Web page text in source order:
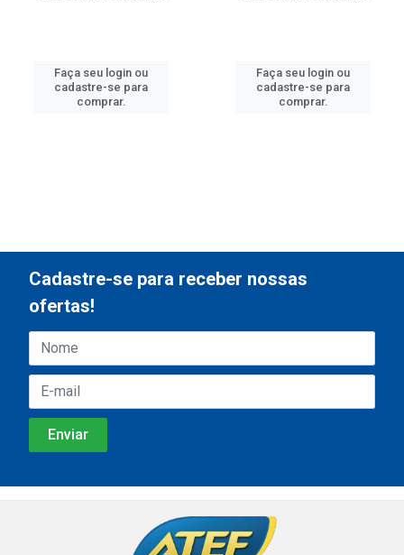
Faça seu login ou
cadastre-se para
comprar.
Faça seu login ou
cadastre-se para
comprar.
Cadastre-se para receber nossas
ofertas!